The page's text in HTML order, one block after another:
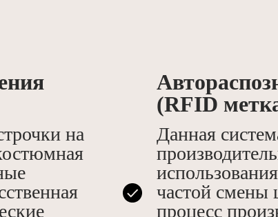
на
(RFID
Данная
частой смены
процесс